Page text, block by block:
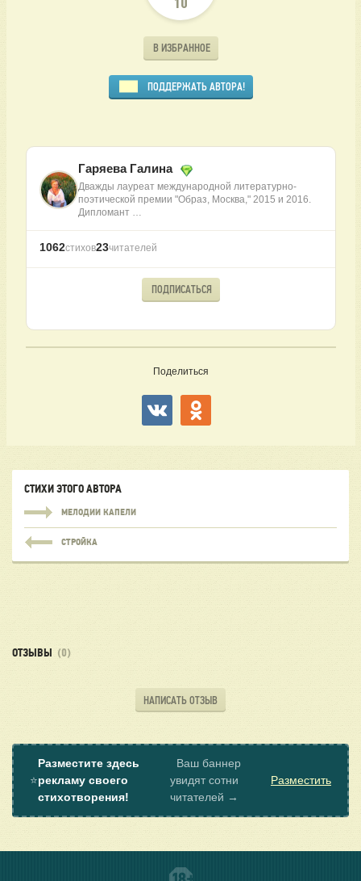
10
В ИЗБРАННОЕ
ПОДДЕРЖАТЬ АВТОРА!
Гаряева Галина
Дважды лауреат международной литературно-
поэтической премии "Образ, Москва," 2015 и 2016.
Дипломант …
1062стихов23читателей
ПОДПИСАТЬСЯ
Поделиться
СТИХИ ЭТОГО АВТОРА
МЕЛОДИИ КАПЕЛИ
СТРОЙКА
ОТЗЫВЫ (0)
НАПИСАТЬ ОТЗЫВ
⭐
Разместите здесь
рекламу своего
стихотворения!
Ваш баннер
увидят сотни
читателей →
Разместить